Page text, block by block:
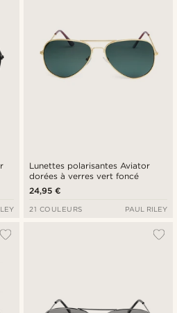
Lunettes polarisantes Aviator
dorées à verres vert foncé
24,95 €
21 COULEURS PAUL RILEY